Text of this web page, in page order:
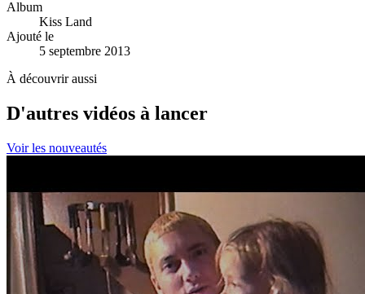
Album
Kiss Land
Ajouté le
5 septembre 2013
À découvrir aussi
D'autres vidéos à lancer
Voir les nouveautés